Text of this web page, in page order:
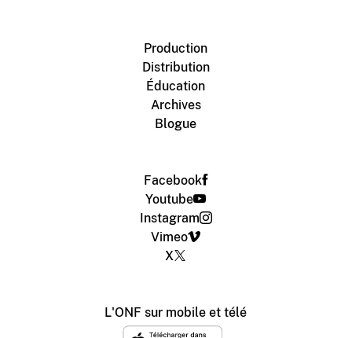
Production
Distribution
Éducation
Archives
Blogue
Facebook
Youtube
Instagram
Vimeo
X
L'ONF sur mobile et télé